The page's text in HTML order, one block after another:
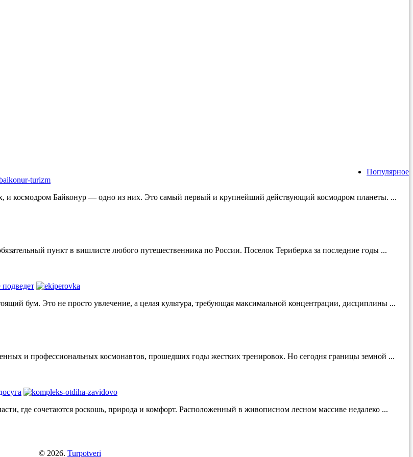
Популярное
и космодром Байконур — одно из них. Это самый первый и крупнейший действующий космодром планеты. ...
пункт в вишлисте любого путешественника по России. Поселок Териберка за последние годы ...
подведет
бум. Это не просто увлечение, а целая культура, требующая максимальной концентрации, дисциплины ...
и профессиональных космонавтов, прошедших годы жестких тренировок. Но сегодня границы земной ...
где сочетаются роскошь, природа и комфорт. Расположенный в живописном лесном массиве недалеко ...
© 2026. Turpotveri